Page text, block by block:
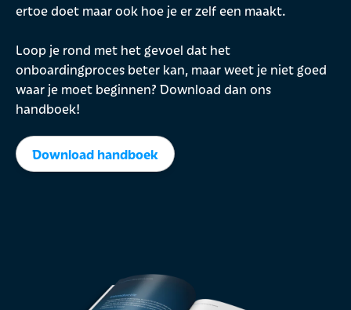
ertoe doet maar ook hoe je er zelf een maakt.
Loop je rond met het gevoel dat het
onboardingproces beter kan, maar weet je niet goed
waar je moet beginnen? Download dan ons
handboek!
Download handboek